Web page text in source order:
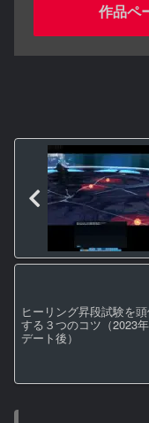
作品ペ
ヒーリング昇段試験を
する３つのコツ（2023
デート後）